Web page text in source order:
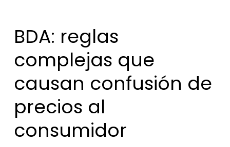
BDA: reglas
complejas que
causan confusión de
precios al
consumidor